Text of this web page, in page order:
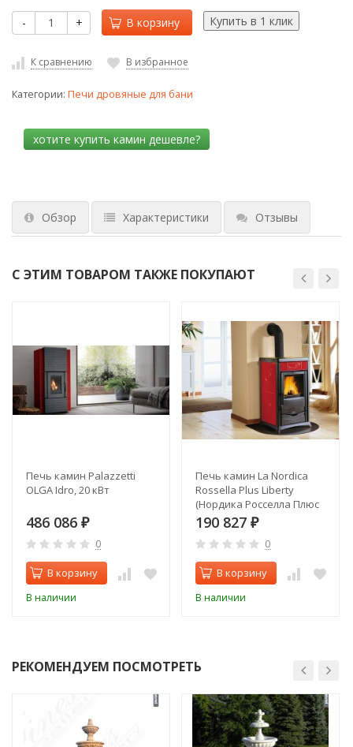
- + В корзину
К сравнению В избранное
Категории: Печи дровяные для бани
Обзор Характеристики Отзывы
С ЭТИМ ТОВАРОМ ТАКЖЕ ПОКУПАЮТ
Печь камин Palazzetti
OLGA Idro, 20 кВт
486 086 ₽
0
В корзину
В наличии
Печь камин La Nordica
Rossella Plus Liberty
(Нордика Росселла Плюс
Либерти)
190 827 ₽
0
В корзину
В наличии
РЕКОМЕНДУЕМ ПОСМОТРЕТЬ